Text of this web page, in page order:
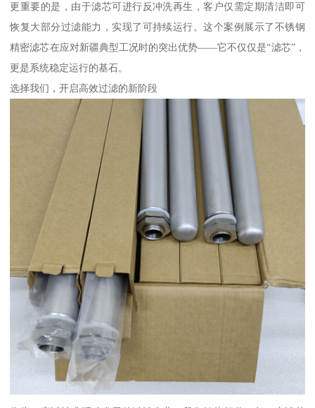
更重要的是，由于滤芯可进行反冲洗再生，客户仅需定期清洁即可
恢复大部分过滤能力，实现了可持续运行。这个案例展示了不锈钢
精密滤芯在应对新疆典型工况时的突出优势——它不仅仅是“滤芯”，
更是系统稳定运行的基石。
选择我们，开启高效过滤的新阶段